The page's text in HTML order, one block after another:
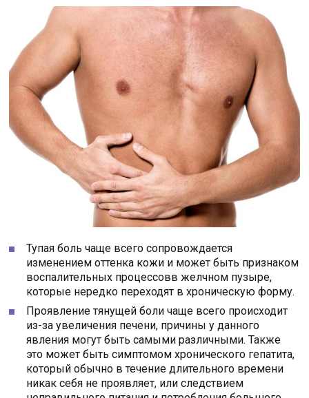
Тупая боль чаще всего сопровождается
изменением оттенка кожи и может быть признаком
воспалительных процессовв желчном пузыре,
которые нередко переходят в хроническую форму.
Проявление тянущей боли чаще всего происходит
из-за увеличения печени, причины у данного
явления могут быть самыми различными. Также
это может быть симптомом хронического гепатита,
который обычно в течение длительного времени
никак себя не проявляет, или следствием